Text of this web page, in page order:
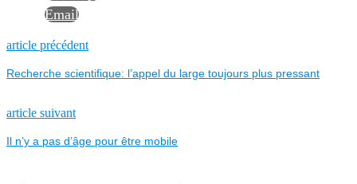
Email
NAVIGATION
DE
L’ARTICLE
article précédentPrevious
Recherche scientifique: l’appel du large toujours plus pressant
article suivantNext
Il n’y a pas d’âge pour être mobile